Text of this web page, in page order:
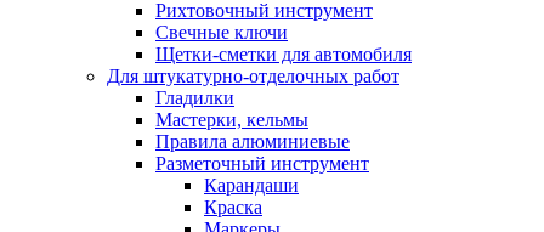
Рихтовочный инструмент
Свечные ключи
Щетки-сметки для автомобиля
Для штукатурно-отделочных работ
Гладилки
Мастерки, кельмы
Правила алюминиевые
Разметочный инструмент
Карандаши
Краска